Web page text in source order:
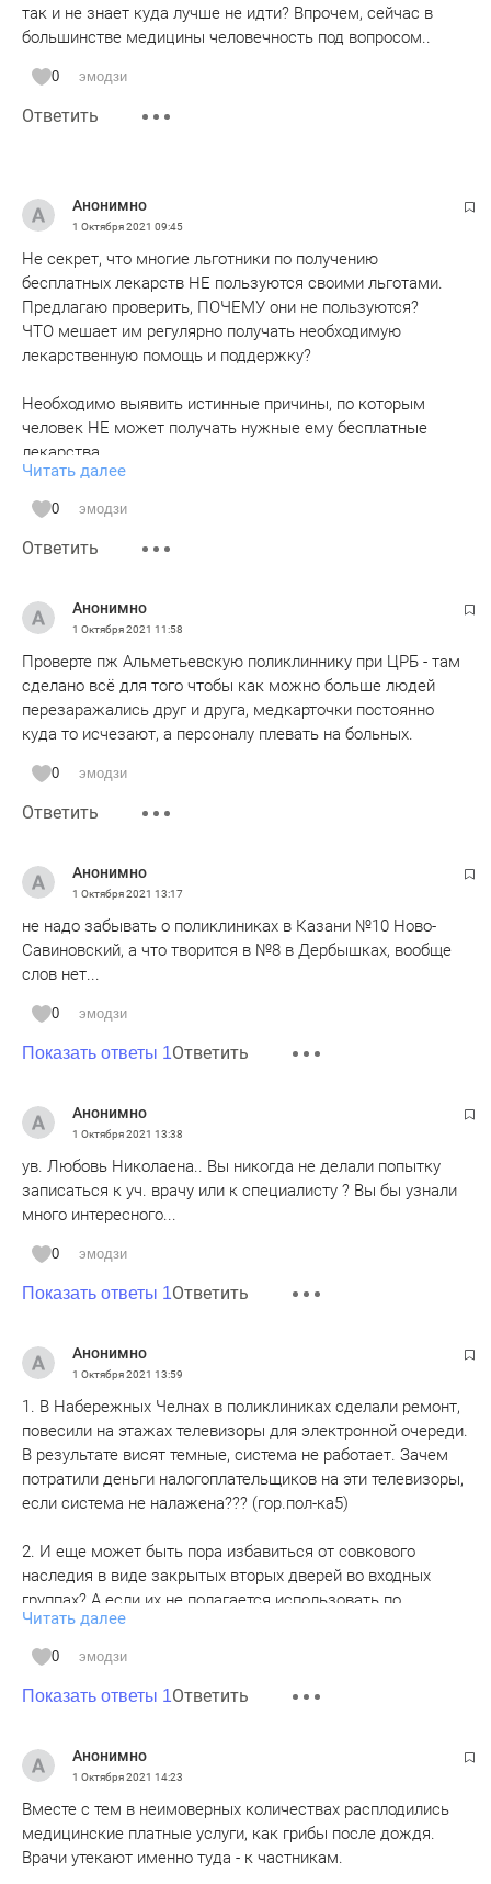
так и не знает куда лучше не идти? Впрочем, сейчас в
большинстве медицины человечность под вопросом..
0 эмодзи
Ответить
Анонимно
1 Октября 2021 09:45
Не секрет, что многие льготники по получению
бесплатных лекарств НЕ пользуются своими льготами.
Предлагаю проверить, ПОЧЕМУ они не пользуются?
ЧТО мешает им регулярно получать необходимую
лекарственную помощь и поддержку?
Необходимо выявить истинные причины, по которым
человек НЕ может получать нужные ему бесплатные
лекарства.
Очень важны причины организационного характера -
больной человек физически не может каждый месяц
являться в поликлинику и полдня проводить в очередях.
вначале рецептов льготникам на бесплатные лекарства, а
затем и самих лекарств в аптеках.
Читать далее
0 эмодзи
Ответить
Анонимно
1 Октября 2021 11:58
Проверте пж Альметьевскую поликлиннику при ЦРБ - там
сделано всё для того чтобы как можно больше людей
перезаражались друг и друга, медкарточки постоянно
куда то исчезают, а персоналу плевать на больных.
0 эмодзи
Ответить
Анонимно
1 Октября 2021 13:17
не надо забывать о поликлиниках в Казани №10 Ново-
Савиновский, а что творится в №8 в Дербышках, вообще
слов нет...
0 эмодзи
Показать ответы 1Ответить
Анонимно
1 Октября 2021 13:38
ув. Любовь Николаена.. Вы никогда не делали попытку
записаться к уч. врачу или к специалисту ? Вы бы узнали
много интересного...
0 эмодзи
Показать ответы 1Ответить
Анонимно
1 Октября 2021 13:59
1. В Набережных Челнах в поликлиниках сделали ремонт,
повесили на этажах телевизоры для электронной очереди.
В результате висят темные, система не работает. Зачем
потратили деньги налогоплательщиков на эти телевизоры,
если система не налажена??? (гор.пол-ка5)
2. И еще может быть пора избавиться от совкового
наследия в виде закрытых вторых дверей во входных
группах? А если их не полагается использовать по
инструкции, зачем тогда снова потратили деньги на
раздвижные сенсорные двери, которые всегда
закрыты??? (дет.пол-ка 4)
заработки в ковидные госпитали! Не просто врачей
терапевтов, а специалистов, к которым и в мирное время
деньги зарабатывают в госпиталях - короновирус лечат и
эндокринологи, и ревматологи, и окулисты!
Читать далее
0 эмодзи
Показать ответы 1Ответить
Анонимно
1 Октября 2021 14:23
Вместе с тем в неимоверных количествах расплодились
медицинские платные услуги, как грибы после дождя.
Врачи утекают именно туда - к частникам.